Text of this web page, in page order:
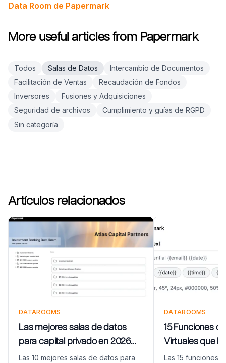
Data Room de Papermark
More useful articles from Papermark
Todos Salas de Datos
Intercambio de Documentos
Facilitación de Ventas
Recaudación de Fondos
Inversores
Fusiones y Adquisiciones
Seguridad de archivos
Cumplimiento y guías de RGPD
Sin categoría
Artículos relacionados
DATAROOMS
Las mejores salas de datos
para capital privado en 2026
(10 equipos de operaciones de
Las 10 mejores salas de datos para
DATAROOMS
15 Funciones
Virtuales que
Importan en
Las 15 funciones